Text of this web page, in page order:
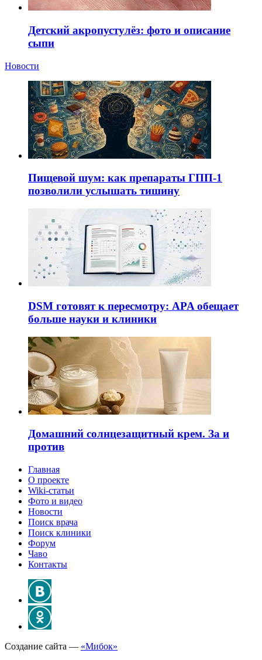
Детский акропустулёз: фото и описание
сыпи
Новости
Пищевой шум: как препараты ГПП-1
позволили услышать тишину
DSM готовят к пересмотру: APA обещает
больше науки и клиники
Домашний солнцезащитный крем. За и
против
Главная
О проекте
Wiki-статьи
Фото и видео
Новости
Поиск врача
Поиск клиники
Форум
Чаво
Контакты
Создание сайта — «Мибок»